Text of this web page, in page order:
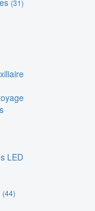
(31)
LED
(44)